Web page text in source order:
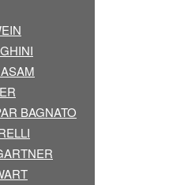
BAGNATO